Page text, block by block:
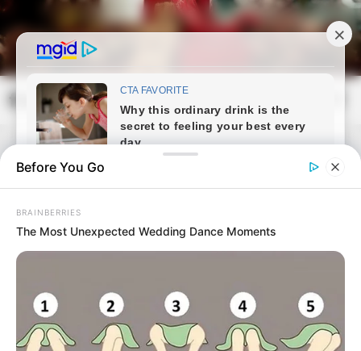
Skip
to
content
frissvilag.com
Before You Go
BRAINBERRIES
The Most Unexpected Wedding Dance Moments